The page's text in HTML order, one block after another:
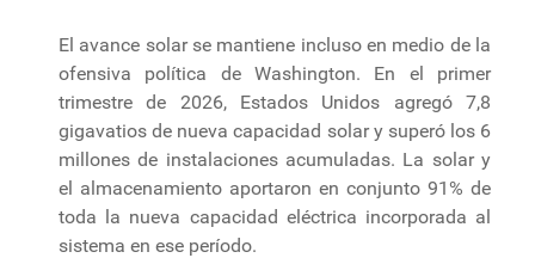
El avance solar se mantiene incluso en medio de la
ofensiva política de Washington. En el primer
trimestre de 2026, Estados Unidos agregó 7,8
gigavatios de nueva capacidad solar y superó los 6
millones de instalaciones acumuladas. La solar y
el almacenamiento aportaron en conjunto 91% de
toda la nueva capacidad eléctrica incorporada al
sistema en ese período.